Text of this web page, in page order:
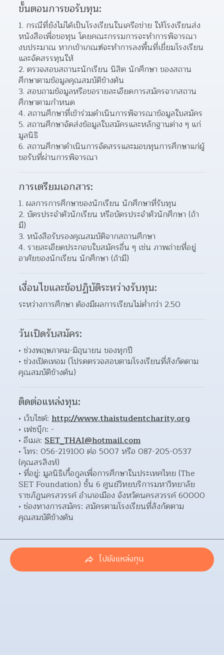
ขั้นตอนการขอรับทุน:
1. กรณีที่ยังไม่ได้เป็นโรงเรียนในเครือข่าย ให้โรงเรียนส่ง
หนังสือเพื่อขอทุน โดยคณะกรรมการจะทำการพิจารณา
งบประมาณ หากเข้าเกณฑ์จะทำการลงพื้นที่เยี่ยมโรงเรียน
และจัดสรรทุนให้
2. ตรวจสอบสถานะนักเรียน นิสิต นักศึกษา ของสถาน
ศึกษาตามข้อมูลคุณสมบัติข้างต้น
3. สอบถามข้อมูลหรือขอรายละเอียดการสมัครจากสถาน
ศึกษาตามกำหนด
4. สถานศึกษาที่เข้าร่วมดำเนินการพิจารณาข้อมูลใบสมัคร
5. สถานศึกษาจัดส่งข้อมูลใบสมัครและหลักฐานต่าง ๆ แก่
มูลนิธิ
6. สถานศึกษาดำเนินการจัดสรรและมอบทุนการศึกษาแก่ผู้
ขอรับที่ผ่านการพิจารณา
การเตรียมเอกสาร:
1. ผลการการศึกษาของนักเรียน นักศึกษาที่รับทุน
2. บัตรประจำตัวนักเรียน หรือบัตรประจำตัวนักศึกษา (ถ้า
มี)
3. หนังสือรับรองคุณสมบัติจากสถานศึกษา
4. รายละเอียดประกอบใบสมัครอื่น ๆ เช่น ภาพถ่ายที่อยู่
อาศัยของนักเรียน นักศึกษา (ถ้ามี)
เงื่อนไขและข้อปฏิบัติระหว่างรับทุน:
ระหว่างการศึกษา ต้องมีผลการเรียนไม่ต่ำกว่า 2.50
วันเปิดรับสมัคร:
ช่วงพฤษภาคม-มิถุนายน ของทุกปี
ช่วงเปิดเทอม (โปรดตรวจสอบตามโรงเรียนที่สังกัดตาม
คุณสมบัติข้างต้น)
ติดต่อแหล่งทุน:
เว็บไซต์: http://www.thaistudentcharity.org
เฟซบุ๊ก: -
อีเมล: SET_THAI@hotmail.com
โทร: 056-219100 ต่อ 5007 หรือ 087-205-0537
(คุณสรสิงห์)
ที่อยู่: มูลนิธิเกื้อกูลเพื่อการศึกษาในประเทศไทย (The
SET Foundation) ชั้น 6 ศูนย์วิทยบริการมหาวิทยาลัย
ช่องทางการสมัคร: สมัครตามโรงเรียนที่สังกัดตาม
คุณสมบัติข้างต้น
ไปยังแหล่งทุน